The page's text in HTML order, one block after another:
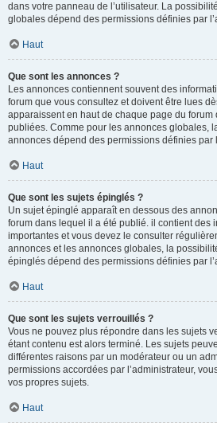
dans votre panneau de l’utilisateur. La
globales dépend des permissions définies par
Haut
Que sont les annonces ?
Les annonces contiennent souvent des
forum que vous consultez et doivent être lues
apparaissent en haut de chaque page du
publiées. Comme pour les annonces globales,
annonces dépend des permissions définies par
Haut
Que sont les sujets épinglés ?
Un sujet épinglé apparaît en dessous des
forum dans lequel il a été publié. il contient des
importantes et vous devez le consulter
annonces et les annonces globales, la
épinglés dépend des permissions définies par
Haut
Que sont les sujets verrouillés ?
Vous ne pouvez plus répondre dans les sujets
étant contenu est alors terminé. Les sujets
différentes raisons par un modérateur ou un
permissions accordées par l’administrateur,
vos propres sujets.
Haut